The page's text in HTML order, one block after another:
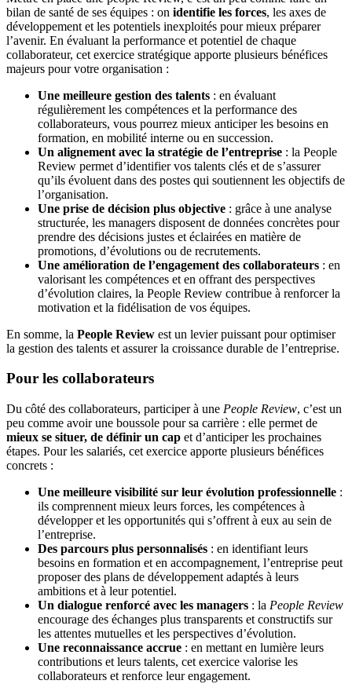
bilan de santé de ses équipes : on identifie les forces, les axes de
développement et les potentiels inexploités pour mieux préparer
l’avenir. En évaluant la performance et potentiel de chaque
collaborateur, cet exercice stratégique apporte plusieurs bénéfices
majeurs pour votre organisation :
Une meilleure gestion des talents : en évaluant
régulièrement les compétences et la performance des
collaborateurs, vous pourrez mieux anticiper les besoins en
formation, en mobilité interne ou en succession.
Un alignement avec la stratégie de l’entreprise : la People
Review permet d’identifier vos talents clés et de s’assurer
qu’ils évoluent dans des postes qui soutiennent les objectifs de
l’organisation.
Une prise de décision plus objective : grâce à une analyse
structurée, les managers disposent de données concrètes pour
prendre des décisions justes et éclairées en matière de
promotions, d’évolutions ou de recrutements.
Une amélioration de l’engagement des collaborateurs : en
valorisant les compétences et en offrant des perspectives
d’évolution claires, la People Review contribue à renforcer la
motivation et la fidélisation de vos équipes.
En somme, la People Review est un levier puissant pour optimiser
la gestion des talents et assurer la croissance durable de l’entreprise.
Pour les collaborateurs
Du côté des collaborateurs, participer à une People Review, c’est un
peu comme avoir une boussole pour sa carrière : elle permet de
mieux se situer, de définir un cap et d’anticiper les prochaines
étapes. Pour les salariés, cet exercice apporte plusieurs bénéfices
concrets :
Une meilleure visibilité sur leur évolution professionnelle :
ils comprennent mieux leurs forces, les compétences à
développer et les opportunités qui s’offrent à eux au sein de
l’entreprise.
Des parcours plus personnalisés : en identifiant leurs
besoins en formation et en accompagnement, l’entreprise peut
proposer des plans de développement adaptés à leurs
ambitions et à leur potentiel.
Un dialogue renforcé avec les managers : la People Review
encourage des échanges plus transparents et constructifs sur
les attentes mutuelles et les perspectives d’évolution.
Une reconnaissance accrue : en mettant en lumière leurs
contributions et leurs talents, cet exercice valorise les
collaborateurs et renforce leur engagement.